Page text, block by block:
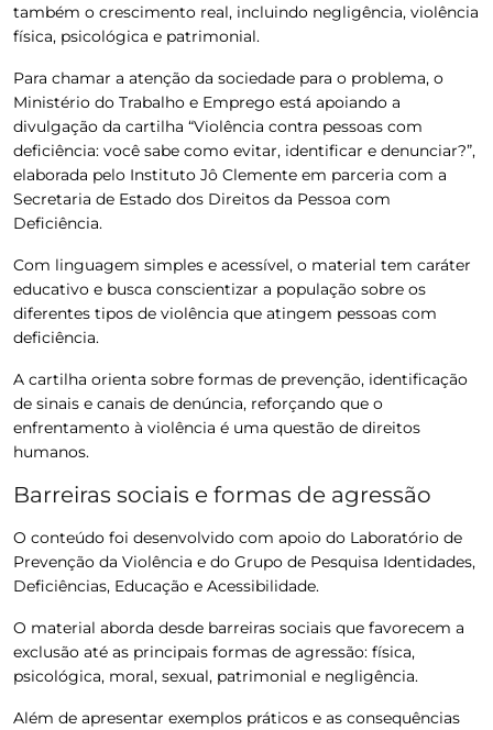
também o crescimento real, incluindo negligência, violência
física, psicológica e patrimonial.
Para chamar a atenção da sociedade para o problema, o
Ministério do Trabalho e Emprego está apoiando a
divulgação da cartilha “Violência contra pessoas com
deficiência: você sabe como evitar, identificar e denunciar?”,
elaborada pelo Instituto Jô Clemente em parceria com a
Secretaria de Estado dos Direitos da Pessoa com
Deficiência.
Com linguagem simples e acessível, o material tem caráter
educativo e busca conscientizar a população sobre os
diferentes tipos de violência que atingem pessoas com
deficiência.
A cartilha orienta sobre formas de prevenção, identificação
de sinais e canais de denúncia, reforçando que o
enfrentamento à violência é uma questão de direitos
humanos.
Barreiras sociais e formas de agressão
O conteúdo foi desenvolvido com apoio do Laboratório de
Prevenção da Violência e do Grupo de Pesquisa Identidades,
Deficiências, Educação e Acessibilidade.
O material aborda desde barreiras sociais que favorecem a
exclusão até as principais formas de agressão: física,
psicológica, moral, sexual, patrimonial e negligência.
Além de apresentar exemplos práticos e as consequências